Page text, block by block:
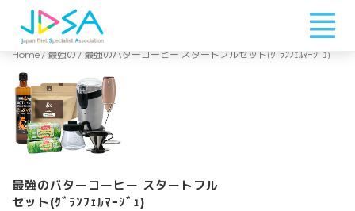
Home / 最強の / 最強のバターコーヒー スタートフルセット(ｸﾞﾗﾝﾌｪﾙﾏｰｼﾞｭ)
最強のバターコーヒー スタートフル
セット(ｸﾞﾗﾝﾌｪﾙﾏｰｼﾞｭ)